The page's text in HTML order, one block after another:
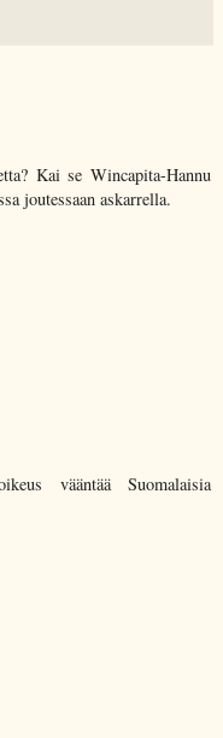
Kai se Wincapita-Hannu
joutessaan askarrella.
vääntää Suomalaisia